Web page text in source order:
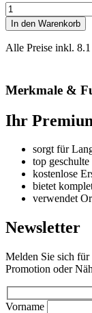
Reissverschlussfuss
mit
Gleitsohle
#54
In den Warenkorb
Alle Preise inkl.
Merkmale &
Ihr
sorgt für
top
kostenlose
bietet
verwendet
Newsletter
Melden Sie sich für
Promotion oder
Vorname